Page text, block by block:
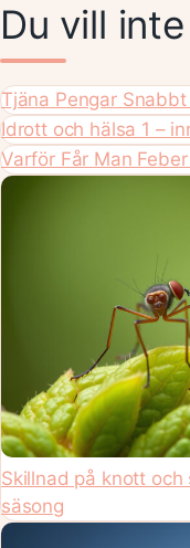
Du vill
Tjäna Pengar
Idrott och hälsa 1 –
Varför Får Man
Skillnad på knott
säsong